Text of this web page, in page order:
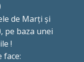
de Marți și
pe baza unei
!
face: